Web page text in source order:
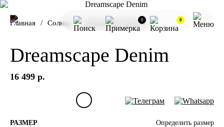
0 0
Главная Солнце Dreamscape Denim
Dreamscape Denim
16 499 р.
РАЗМЕР
Определить размер